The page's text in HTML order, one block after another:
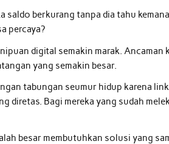
berkurang tanpa dia tahu
percaya?
digital semakin marak. Ancaman
yang semakin besar.
tabungan seumur hidup karena
diretas. Bagi mereka yang sudah
besar membutuhkan solusi yang